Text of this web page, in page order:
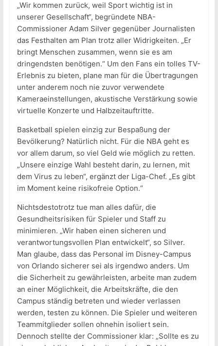
„Wir kommen zurück, weil Sport wichtig ist in
unserer Gesellschaft“, begründete NBA-
Commissioner Adam Silver gegenüber Journalisten
das Festhalten am Plan trotz aller Widrigkeiten. „Er
bringt Menschen zusammen, wenn sie es am
dringendsten benötigen.“ Um den Fans ein tolles TV-
Erlebnis zu bieten, plane man für die Übertragungen
unter anderem noch nie zuvor verwendete
Kameraeinstellungen, akustische Verstärkung sowie
virtuelle Konzerte und Halbzeitauftritte.
Basketball spielen einzig zur Bespaßung der
Bevölkerung? Natürlich nicht. Für die NBA geht es
vor allem darum, so viel Geld wie möglich zu retten.
„Unsere einzige Wahl besteht darin, zu lernen, mit
dem Virus zu leben“, ergänzt der Liga-Chef. „Es gibt
im Moment keine risikofreie Option.“
Nichtsdestotrotz tue man alles dafür, die
Gesundheitsrisiken für Spieler und Staff zu
minimieren. „Wir haben einen sicheren und
verantwortungsvollen Plan entwickelt“, so Silver.
Man glaube, dass das Personal im Disney-Campus
von Orlando sicherer sei als irgendwo anders. Um
die Sicherheit zu gewährleisten, arbeite man zudem
an einer Möglichkeit, die Arbeitskräfte, die den
Campus ständig betreten und wieder verlassen
werden, testen zu können. Die Spieler und weiteren
Teammitglieder sollen ohnehin isoliert sein.
Dennoch stellte der Commissioner klar: „Sollte es zu